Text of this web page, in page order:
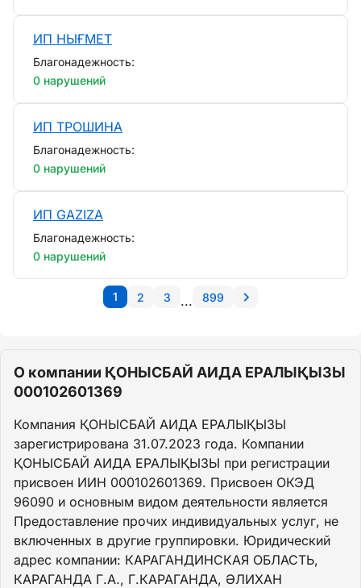
ИП НЫҒМЕТ
Благонадежность:
0 нарушений
ИП ТРОШИНА
Благонадежность:
0 нарушений
ИП GAZIZA
Благонадежность:
0 нарушений
1 2 3 ... 899
О компании ҚОНЫСБАЙ АИДА ЕРАЛЫҚЫЗЫ
000102601369
Компания ҚОНЫСБАЙ АИДА ЕРАЛЫҚЫЗЫ
зарегистрирована 31.07.2023 года. Компании
ҚОНЫСБАЙ АИДА ЕРАЛЫҚЫЗЫ при регистрации
присвоен ИИН 000102601369. Присвоен ОКЭД
96090 и основным видом деятельности является
Предоставление прочих индивидуальных услуг, не
включенных в другие группировки. Юридический
адрес компании: КАРАГАНДИНСКАЯ ОБЛАСТЬ,
КАРАГАНДА Г.А., Г.КАРАГАНДА, ӘЛИХАН